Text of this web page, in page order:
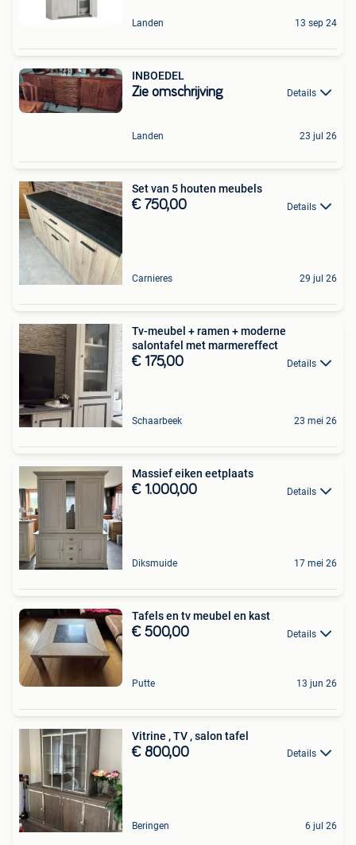
Landen 13 sep 24
INBOEDEL
Zie omschrijving Details
Landen 23 jul 26
Set van 5 houten meubels
€ 750,00 Details
Carnieres 29 jul 26
Tv-meubel + ramen + moderne
salontafel met marmereffect
€ 175,00 Details
Schaarbeek 23 mei 26
Massief eiken eetplaats
€ 1.000,00 Details
Diksmuide 17 mei 26
Tafels en tv meubel en kast
€ 500,00 Details
Putte 13 jun 26
Vitrine , TV , salon tafel
€ 800,00 Details
Beringen 6 jul 26